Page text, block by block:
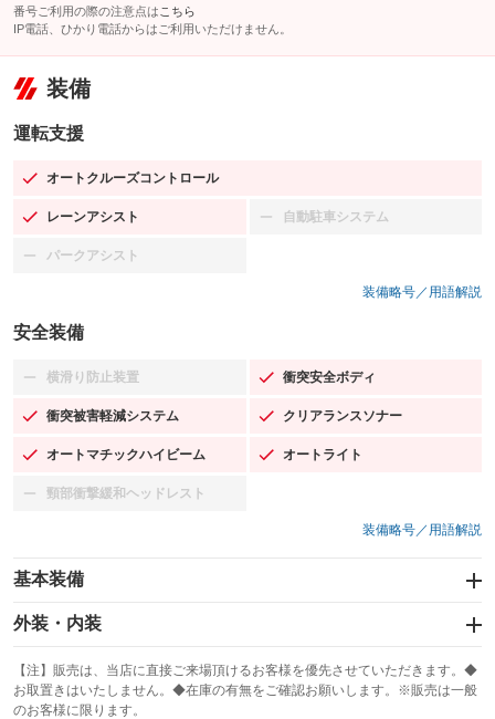
番号ご利用の際の注意点は こちら
IP電話、ひかり電話からはご利用いただけません。
装備
運転支援
オートクルーズコントロール
：装備あり
レーンアシスト
：装備あり 自動駐車システム
：装備なし
パークアシスト
：装備なし
装備略号／用語解説
安全装備
横滑り防止装置
：装備なし 衝突安全ボディ
：装備あり
衝突被害軽減システム
：装備あり クリアランスソナー
：装備あり
オートマチックハイビーム
：装備あり オートライト
：装備あり
頸部衝撃緩和ヘッドレスト
：装備なし
装備略号／用語解説
基本装備
エアバッグ：運転席/助手席
：装備あり
：装備あり
サンルーフ
：装備なし ABS
外装・内装
カーナビ：SDナビ
：装備あり
TV：フルセグ
：装備あり
【注】販売は、当店に直接ご来場頂けるお客様を優先させていただきます。◆
お取置きはいたしません。◆在庫の有無をご確認お願いします。※販売は一般
のお客様に限ります。